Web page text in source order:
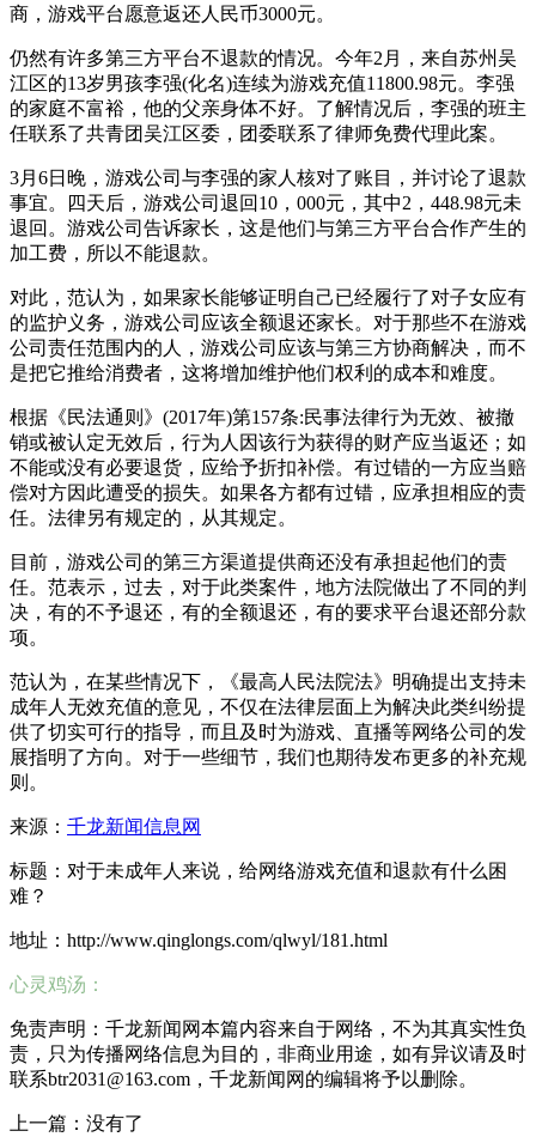
商，游戏平台愿意返还人民币3000元。
仍然有许多第三方平台不退款的情况。今年2月，来自苏州吴
江区的13岁男孩李强(化名)连续为游戏充值11800.98元。李强
的家庭不富裕，他的父亲身体不好。了解情况后，李强的班主
任联系了共青团吴江区委，团委联系了律师免费代理此案。
3月6日晚，游戏公司与李强的家人核对了账目，并讨论了退款
事宜。四天后，游戏公司退回10，000元，其中2，448.98元未
退回。游戏公司告诉家长，这是他们与第三方平台合作产生的
加工费，所以不能退款。
对此，范认为，如果家长能够证明自己已经履行了对子女应有
的监护义务，游戏公司应该全额退还家长。对于那些不在游戏
公司责任范围内的人，游戏公司应该与第三方协商解决，而不
是把它推给消费者，这将增加维护他们权利的成本和难度。
根据《民法通则》(2017年)第157条:民事法律行为无效、被撤
销或被认定无效后，行为人因该行为获得的财产应当返还；如
不能或没有必要退货，应给予折扣补偿。有过错的一方应当赔
偿对方因此遭受的损失。如果各方都有过错，应承担相应的责
任。法律另有规定的，从其规定。
目前，游戏公司的第三方渠道提供商还没有承担起他们的责
任。范表示，过去，对于此类案件，地方法院做出了不同的判
决，有的不予退还，有的全额退还，有的要求平台退还部分款
项。
范认为，在某些情况下，《最高人民法院法》明确提出支持未
成年人无效充值的意见，不仅在法律层面上为解决此类纠纷提
供了切实可行的指导，而且及时为游戏、直播等网络公司的发
展指明了方向。对于一些细节，我们也期待发布更多的补充规
则。
来源： 千龙新闻信息网
标题：对于未成年人来说，给网络游戏充值和退款有什么困
难？
地址：http://www.qinglongs.com/qlwyl/181.html
心灵鸡汤：
免责声明：千龙新闻网本篇内容来自于网络，不为其真实性负
责，只为传播网络信息为目的，非商业用途，如有异议请及时
联系btr2031@163.com，千龙新闻网的编辑将予以删除。
上一篇：没有了